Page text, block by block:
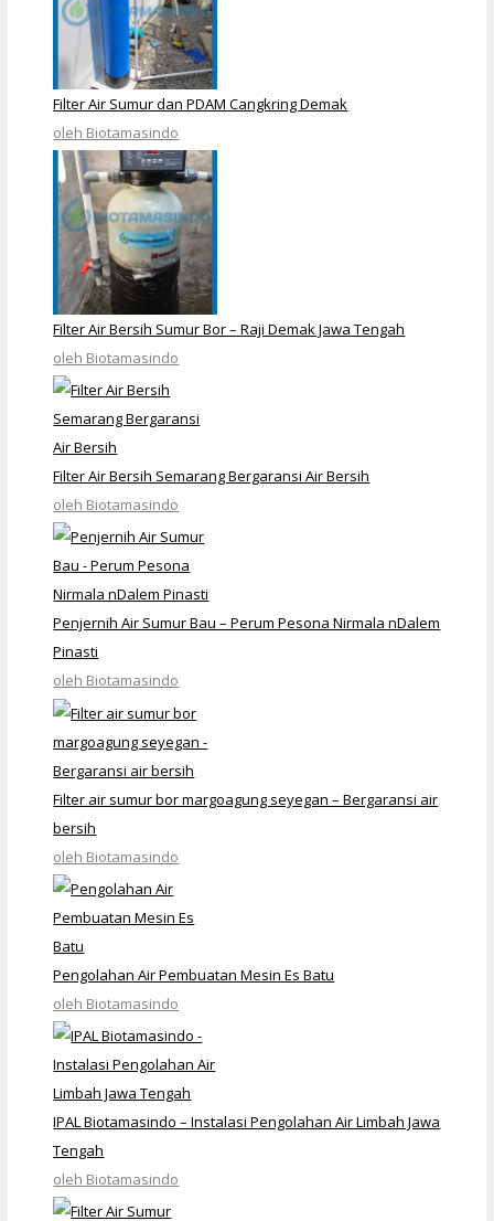
Filter Air Sumur dan PDAM Cangkring Demak
oleh Biotamasindo
Filter Air Bersih Sumur Bor – Raji Demak Jawa Tengah
oleh Biotamasindo
Filter Air Bersih Semarang Bergaransi Air Bersih
oleh Biotamasindo
Penjernih Air Sumur Bau – Perum Pesona Nirmala nDalem
Pinasti
oleh Biotamasindo
Filter air sumur bor margoagung seyegan – Bergaransi air
bersih
oleh Biotamasindo
Pengolahan Air Pembuatan Mesin Es Batu
oleh Biotamasindo
IPAL Biotamasindo – Instalasi Pengolahan Air Limbah Jawa
Tengah
oleh Biotamasindo